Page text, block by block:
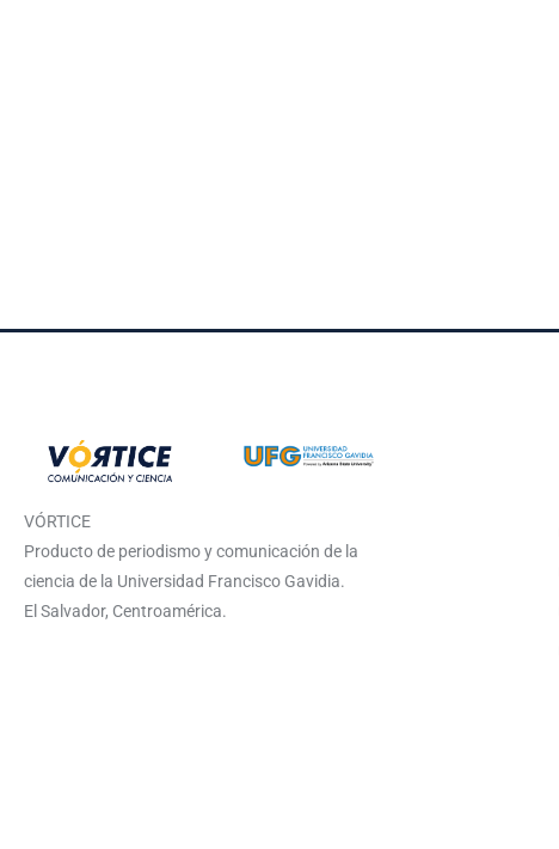
VÓRTICE
Producto de periodismo y comunicación de la
ciencia de la Universidad Francisco Gavidia.
El Salvador, Centroamérica.